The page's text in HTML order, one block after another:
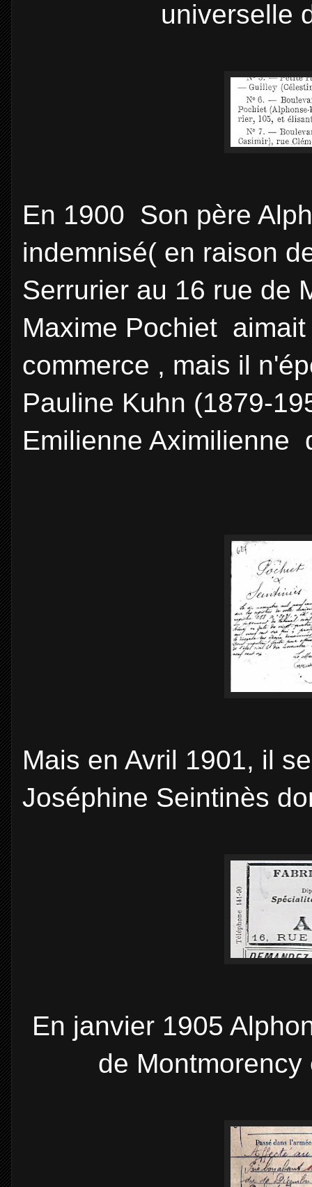
universelle
En 1900 Son père
indemnisé( en raison
Serrurier au 16 rue de
Maxime Pochiet
commerce , mais il
Pauline Kuhn (1879-
Emilienne Aximilienne
Mais en Avril 1901, il
Joséphine Seintinès
En janvier 1905
de